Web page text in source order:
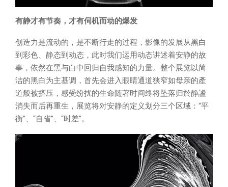
有静才有节奏，才有伺机而动的爆发
创造力是流动的，是不断行走的过程，影像的发展从黑白
到彩色、静态到动态，此时我们运用动态讲述着安静的故
事，依然在黑与白中回归自我感知的力量。整个展览以简
洁的黑白为主基调，首先会进入眼睛通道狭窄如母亲的產
道般被挤压，感受纷扰的生命随著时间终将坠落归於静謐
消失而后再重生，展览将对安静的定义划分三个区域：“平
衡”、“自省”、“时差”。